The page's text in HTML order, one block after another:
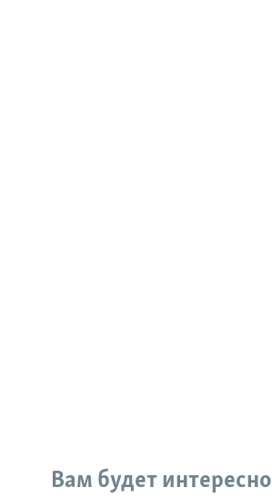
Вам будет интересно